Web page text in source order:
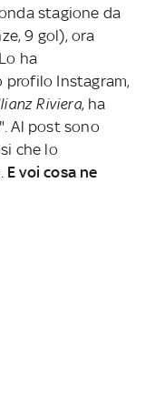
stagione da
9 gol), ora
ha
profilo Instagram,
Riviera, ha
Al post sono
che lo
E voi cosa ne